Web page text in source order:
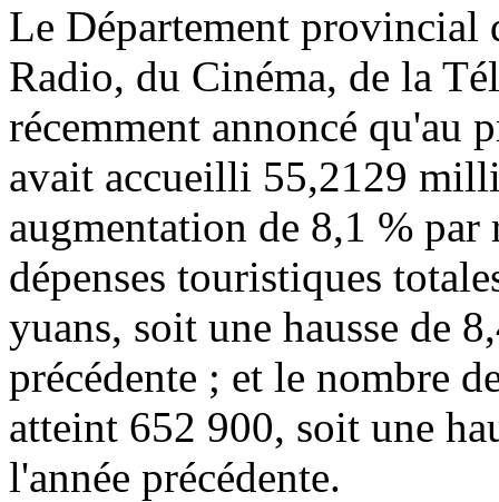
Le Département provincial
Radio, du Cinéma, de la
récemment annoncé qu'au
avait accueilli 55,2129
augmentation de 8,1 % par
dépenses touristiques
yuans, soit une hausse de
précédente ; et le nombre
atteint 652 900, soit une
l'année précédente.